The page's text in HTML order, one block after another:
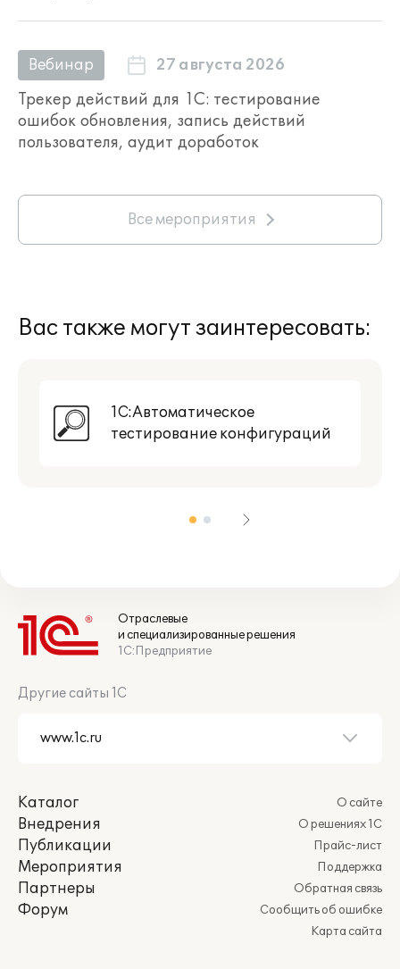
Вебинар 27 августа 2026
Трекер действий для 1С: тестирование
ошибок обновления, запись действий
пользователя, аудит доработок
Все мероприятия
Вас также могут заинтересовать:
1С:Автоматическое
тестирование конфигураций
Отраслевые
и специализированные решения
1С:Предприятие
Другие сайты 1С
Каталог
Внедрения
Публикации
Мероприятия
Партнеры
Форум
О сайте
О решениях 1С
Прайс-лист
Поддержка
Обратная связь
Сообщить об ошибке
Карта сайта